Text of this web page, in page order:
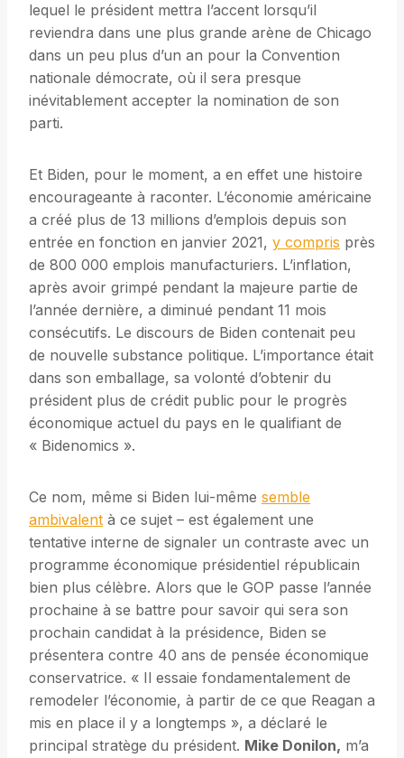
lequel le président mettra l’accent lorsqu’il
reviendra dans une plus grande arène de Chicago
dans un peu plus d’un an pour la Convention
nationale démocrate, où il sera presque
inévitablement accepter la nomination de son
parti.
Et Biden, pour le moment, a en effet une histoire
encourageante à raconter. L’économie américaine
a créé plus de 13 millions d’emplois depuis son
entrée en fonction en janvier 2021, y compris près
de 800 000 emplois manufacturiers. L’inflation,
après avoir grimpé pendant la majeure partie de
l’année dernière, a diminué pendant 11 mois
consécutifs. Le discours de Biden contenait peu
de nouvelle substance politique. L’importance était
dans son emballage, sa volonté d’obtenir du
président plus de crédit public pour le progrès
économique actuel du pays en le qualifiant de
« Bidenomics ».
Ce nom, même si Biden lui-même semble
ambivalent à ce sujet – est également une
tentative interne de signaler un contraste avec un
programme économique présidentiel républicain
bien plus célèbre. Alors que le GOP passe l’année
prochaine à se battre pour savoir qui sera son
prochain candidat à la présidence, Biden se
présentera contre 40 ans de pensée économique
conservatrice. « Il essaie fondamentalement de
remodeler l’économie, à partir de ce que Reagan a
mis en place il y a longtemps », a déclaré le
principal stratège du président. Mike Donilon, m’a